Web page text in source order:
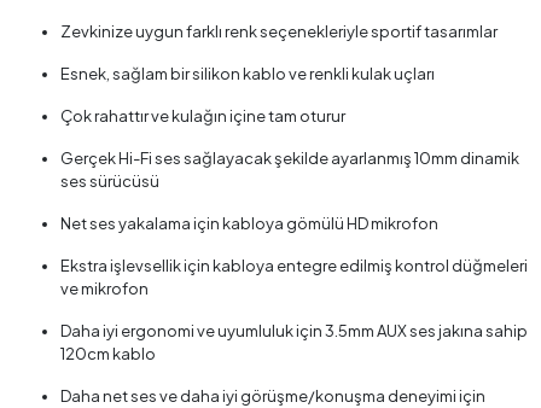
Zevkinize uygun farklı renk seçenekleriyle sportif tasarımlar
Esnek, sağlam bir silikon kablo ve renkli kulak uçları
Çok rahattır ve kulağın içine tam oturur
Gerçek Hi-Fi ses sağlayacak şekilde ayarlanmış 10mm dinamik
ses sürücüsü
Net ses yakalama için kabloya gömülü HD mikrofon
Ekstra işlevsellik için kabloya entegre edilmiş kontrol düğmeleri
ve mikrofon
Daha iyi ergonomi ve uyumluluk için 3.5mm AUX ses jakına sahip
120cm kablo
Daha net ses ve daha iyi görüşme/konuşma deneyimi için